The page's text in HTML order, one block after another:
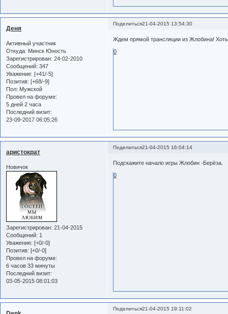
Поделиться21-04-2015 13:54:30
Деня
Активный участник
Откуда: Минск Юность
Зарегистрирован: 24-02-2010
Сообщений: 347
Уважение: [+41/-5]
Позитив: [+68/-9]
Пол: Мужской
Провел на форуме:
5 дней 2 часа
Последний визит:
23-09-2017 06:05:26
Ждем прямой трансляции из Жлобина! Хоть
0
Поделиться21-04-2015 16:04:14
аристократ
Новичок
Зарегистрирован: 21-04-2015
Сообщений: 1
Уважение: [+0/-0]
Позитив: [+0/-0]
Провел на форуме:
6 часов 33 минуты
Последний визит:
03-05-2015 08:01:03
Подскажите начало игры Жлобин -Берёза.
0
Поделиться21-04-2015 19:11:02